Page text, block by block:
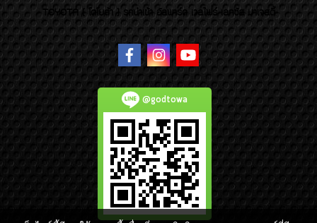
TOYOTA ( โตโยต้า ) รถนำเข้า อัลพาร์ด เวลไฟร์ เลกซัส มาเจสตี้
@godtowa